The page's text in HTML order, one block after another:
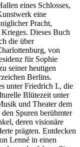
eines Schlosses,
eine
Pracht,
Dieses Buch
die über
von
für Sophie
seiner heutigen
Berlins.
unter Friedrich I., die
Blütezeit unter
und Theater dem
Spuren berühmter
deren visionäre
prägten. Entdecken
Lenné in einen